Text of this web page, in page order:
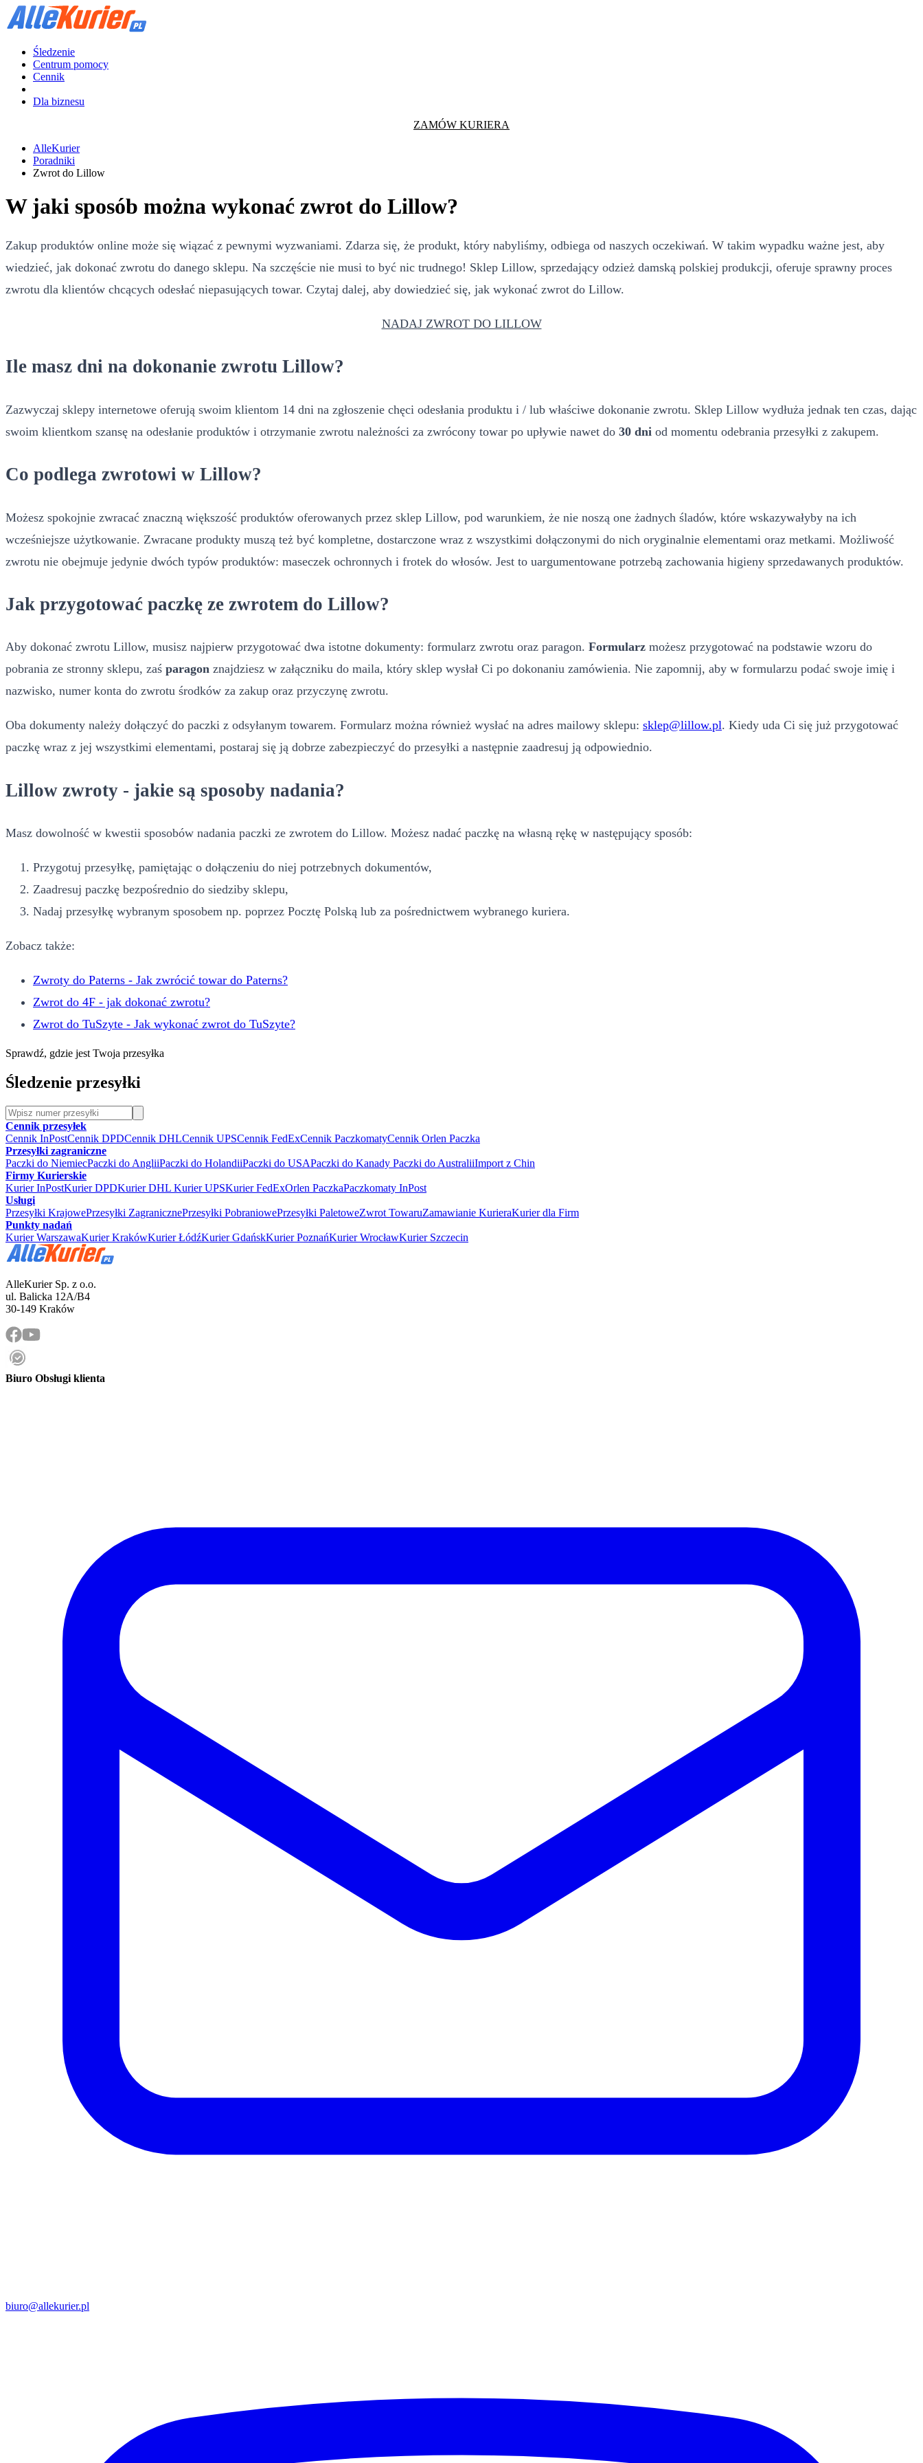
Śledzenie
Centrum pomocy
Cennik
Dla biznesu
ZAMÓW KURIERA
AlleKurier
Poradniki
Zwrot do Lillow
W jaki sposób można wykonać zwrot do Lillow?
Zakup produktów online może się wiązać z pewnymi wyzwaniami. Zdarza się, że produkt, który nabyliśmy, odbiega od naszych oczekiwań. W takim wypadku ważne jest, aby
wiedzieć, jak dokonać zwrotu do danego sklepu. Na szczęście nie musi to być nic trudnego! Sklep Lillow, sprzedający odzież damską polskiej produkcji, oferuje sprawny proces
zwrotu dla klientów chcących odesłać niepasujących towar. Czytaj dalej, aby dowiedzieć się, jak wykonać zwrot do Lillow.
NADAJ ZWROT DO LILLOW
Ile masz dni na dokonanie zwrotu Lillow?
Zazwyczaj sklepy internetowe oferują swoim klientom 14 dni na zgłoszenie chęci odesłania produktu i / lub właściwe dokonanie zwrotu. Sklep Lillow wydłuża jednak ten czas, dając
swoim klientkom szansę na odesłanie produktów i otrzymanie zwrotu należności za zwrócony towar po upływie nawet do 30 dni od momentu odebrania przesyłki z zakupem.
Co podlega zwrotowi w Lillow?
Możesz spokojnie zwracać znaczną większość produktów oferowanych przez sklep Lillow, pod warunkiem, że nie noszą one żadnych śladów, które wskazywałyby na ich
wcześniejsze użytkowanie. Zwracane produkty muszą też być kompletne, dostarczone wraz z wszystkimi dołączonymi do nich oryginalnie elementami oraz metkami. Możliwość
zwrotu nie obejmuje jedynie dwóch typów produktów: maseczek ochronnych i frotek do włosów. Jest to uargumentowane potrzebą zachowania higieny sprzedawanych produktów.
Jak przygotować paczkę ze zwrotem do Lillow?
Aby dokonać zwrotu Lillow, musisz najpierw przygotować dwa istotne dokumenty: formularz zwrotu oraz paragon. Formularz możesz przygotować na podstawie wzoru do
pobrania ze stronny sklepu, zaś paragon znajdziesz w załączniku do maila, który sklep wysłał Ci po dokonaniu zamówienia. Nie zapomnij, aby w formularzu podać swoje imię i
nazwisko, numer konta do zwrotu środków za zakup oraz przyczynę zwrotu.
Oba dokumenty należy dołączyć do paczki z odsyłanym towarem. Formularz można również wysłać na adres mailowy sklepu: sklep@lillow.pl. Kiedy uda Ci się już przygotować
paczkę wraz z jej wszystkimi elementami, postaraj się ją dobrze zabezpieczyć do przesyłki a następnie zaadresuj ją odpowiednio.
Lillow zwroty - jakie są sposoby nadania?
Masz dowolność w kwestii sposobów nadania paczki ze zwrotem do Lillow. Możesz nadać paczkę na własną rękę w następujący sposób:
Przygotuj przesyłkę, pamiętając o dołączeniu do niej potrzebnych dokumentów,
Zaadresuj paczkę bezpośrednio do siedziby sklepu,
Nadaj przesyłkę wybranym sposobem np. poprzez Pocztę Polską lub za pośrednictwem wybranego kuriera.
Zobacz także:
Zwroty do Paterns - Jak zwrócić towar do Paterns?
Zwrot do 4F - jak dokonać zwrotu?
Zwrot do TuSzyte - Jak wykonać zwrot do TuSzyte?
Sprawdź, gdzie jest Twoja przesyłka
Śledzenie przesyłki
Cennik przesyłek
Cennik InPostCennik DPDCennik DHLCennik UPSCennik FedExCennik PaczkomatyCennik Orlen Paczka
Przesyłki zagraniczne
Paczki do NiemiecPaczki do AngliiPaczki do HolandiiPaczki do USAPaczki do Kanady Paczki do AustraliiImport z Chin
Firmy Kurierskie
Kurier InPostKurier DPDKurier DHL Kurier UPSKurier FedExOrlen PaczkaPaczkomaty InPost
Usługi
Przesyłki KrajowePrzesyłki ZagranicznePrzesyłki PobraniowePrzesyłki PaletoweZwrot TowaruZamawianie KurieraKurier dla Firm
Punkty nadań
Kurier WarszawaKurier KrakówKurier ŁódźKurier GdańskKurier PoznańKurier WrocławKurier Szczecin
AlleKurier Sp. z o.o.
ul. Balicka 12A/B4
30-149 Kraków
Biuro Obsługi klienta
biuro@allekurier.pl